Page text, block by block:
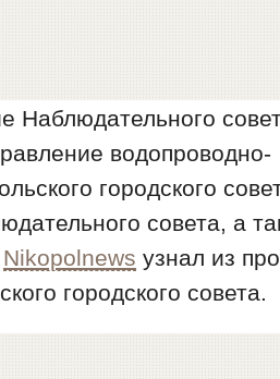
Наблюдательного
водопроводно-
городского
совета, а
Nikopolnews узнал из
городского совета.